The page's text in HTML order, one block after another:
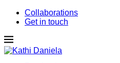
Collaborations
Get in touch